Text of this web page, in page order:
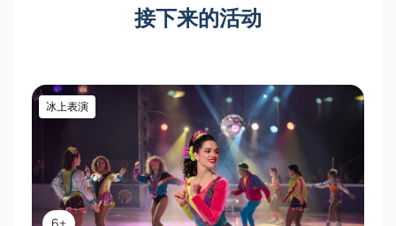
有關價格和可用性的最新信息
針對企業客戶和團體請求的特殊條件
接下来的活动
冰上表演